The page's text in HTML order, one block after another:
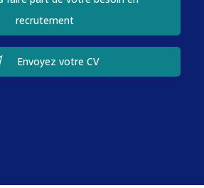
recrutement
Envoyez votre CV